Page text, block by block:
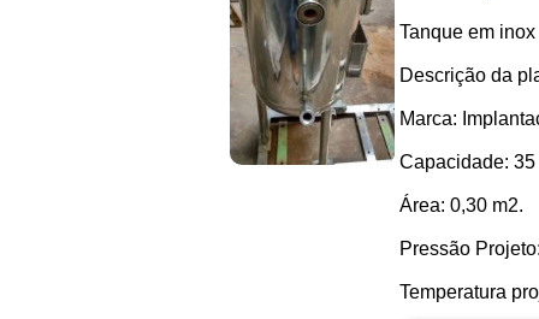
Tanque em
Descrição da
Marca:
Capacidade: 35
Área: 0,30 m2.
Pressão
Temperatura